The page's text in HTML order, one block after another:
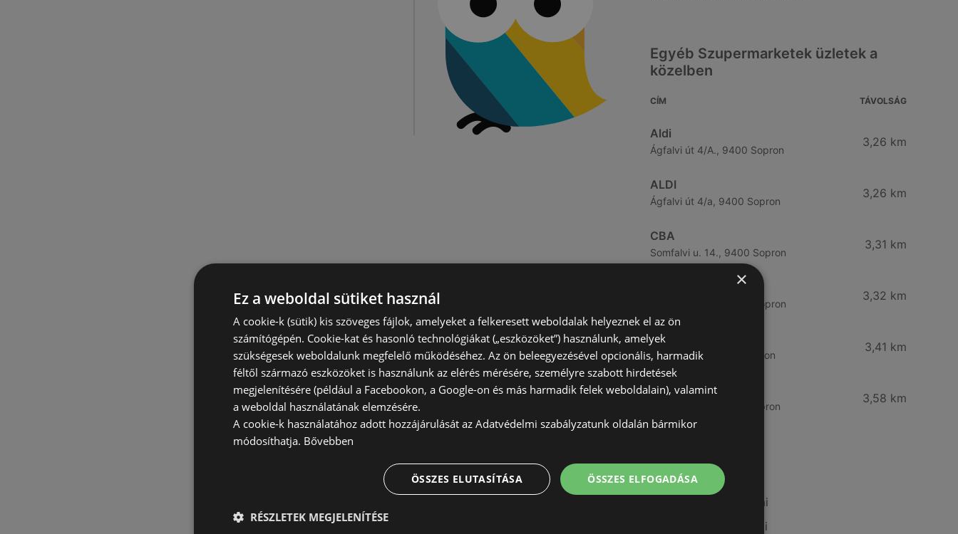
Egyéb Szupermarketek üzletek a
közelben
CÍM TÁVOLSÁG
Aldi
Ágfalvi út 4/A., 9400 Sopron
3,26 km
ALDI
Ágfalvi út 4/a, 9400 Sopron
3,26 km
CBA
Somfalvi u. 14., 9400 Sopron
3,31 km
Besenyő u. 16., 9400 Sopron
3,32 km
Reál
Ibolya út 15., 9400 Sopron
3,41 km
CBA
Bánfalvi u. 14, 9400 Sopron
3,58 km
További linkek
A(z) Tesco ajánlatai
A(z) Privát ajánlatai
×
Ez a weboldal sütiket használ
A cookie-k (sütik) kis szöveges fájlok, amelyeket a felkeresett weboldalak helyeznek el az ön
számítógépén. Cookie-kat és hasonló technológiákat („eszközöket”) használunk, amelyek
szükségesek weboldalunk megfelelő működéséhez. Az ön beleegyezésével opcionális, harmadik
féltől származó eszközöket is használunk az elérés mérésére, személyre szabott hirdetések
megjelenítésére (például a Facebookon, a Google-on és más harmadik felek weboldalain), valamint
a weboldal használatának elemzésére.
A cookie-k használatához adott hozzájárulását az Adatvédelmi szabályzatunk oldalán bármikor
módosíthatja. Bővebben
ÖSSZES ELFOGADÁSA
ÖSSZES ELUTASÍTÁSA
RÉSZLETEK MEGJELENÍTÉSE